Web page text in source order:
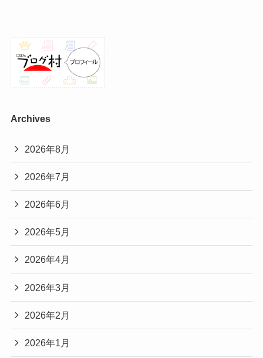
Archives
2026年8月
2026年7月
2026年6月
2026年5月
2026年4月
2026年3月
2026年2月
2026年1月